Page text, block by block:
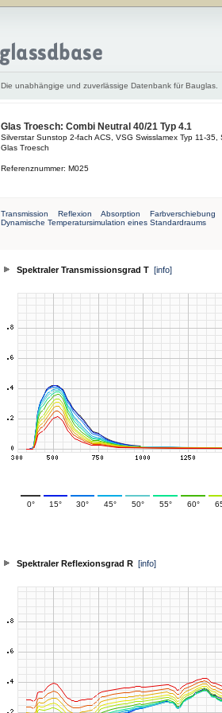
Die unabhängige und zuverlässige Datenbank für Bauglas.
Glas Troesch: Combi Neutral 40/21 Typ 4.1
Silverstar Sunstop 2-fach ACS, VSG Swisslamex Typ 11-
Glas Troesch
Referenznummer: M025
Transmission Reflexion Absorption
Farbverschiebung
Dynamische Temperatursimulation eines Standardraums
Spektraler Transmissionsgrad T [info]
0° 15° 30° 45° 50° 55° 60°
Spektraler Reflexionsgrad R [info]